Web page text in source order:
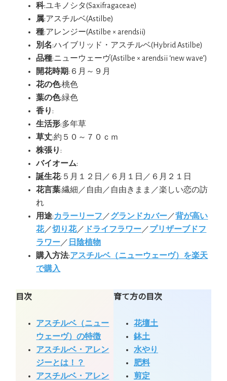
科:ユキノシタ(Saxifragaceae)
属:アスチルベ(Astilbe)
種:アレンジー(Astilbe × arendsii)
別名:ハイブリッド・アスチルベ(Hybrid Astilbe)
品種:ニューウェーヴ(Astilbe × arendsii ‘new wave’)
開花時期:６月～９月
花の色:桃色
葉の色:緑色
香り :
生活形:多年草
草丈:約５０～７０ｃｍ
株張り :
バイオーム:
誕生花:５月１２日／６月１日／６月２１日
花言葉:繊細／自由／自由きまま／楽しい恋の訪
れ
用途:カラーリーフ ／グランドカバー／背が高い
花／切り花／ ドライフラワー／プリザーブドフ
ラワー／ 日陰植物
購入方法:アスチルベ（ニューウェーヴ）を楽天
で購入
目次
アスチルベ（ニュー
ウェーヴ）の特徴
アスチルベ・アレン
ジーとは！？
アスチルベ・アレン
育て方の目次
花壇土
鉢土
水やり
肥料
剪定